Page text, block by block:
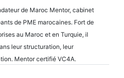
de Maroc Mentor, cabinet
de PME marocaines. Fort de
au Maroc et en Turquie, il
leur structuration, leur
Mentor certifié VC4A.